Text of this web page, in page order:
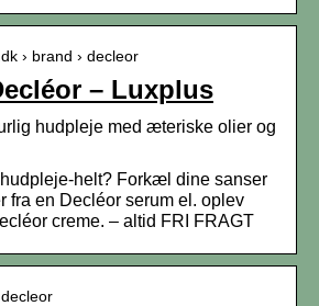
› brand › decleor
– Luxplus
hudpleje med æteriske olier og
helt? Forkæl dine sanser
fra en Decléor serum el. oplev
creme. – altid FRI FRAGT